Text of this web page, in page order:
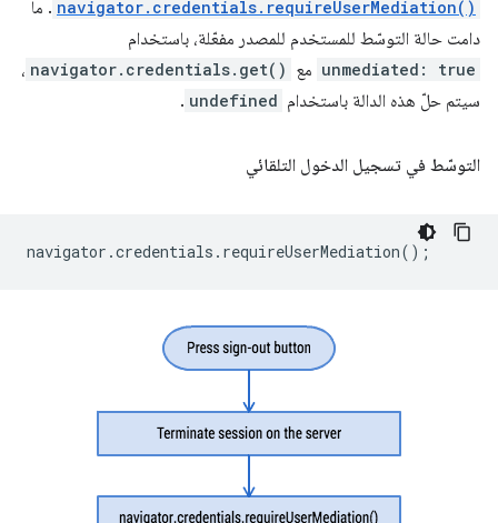
navigator.credentials.requireUserMediation() . ما
دامت حالة التوسّط للمستخدم للمصدر مفعّلة، باستخدام
unmediated: true مع navigator.credentials.get() ،
سيتم حلّ هذه الدالة باستخدام undefined
.
التوسّط في تسجيل الدخول التلقائي
navigator .credentials . requireUserMediation();